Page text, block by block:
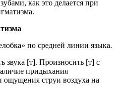
как это делается при
по средней линии языка.
звука [т]. Произносить [т] с
придыхания
струи воздуха на